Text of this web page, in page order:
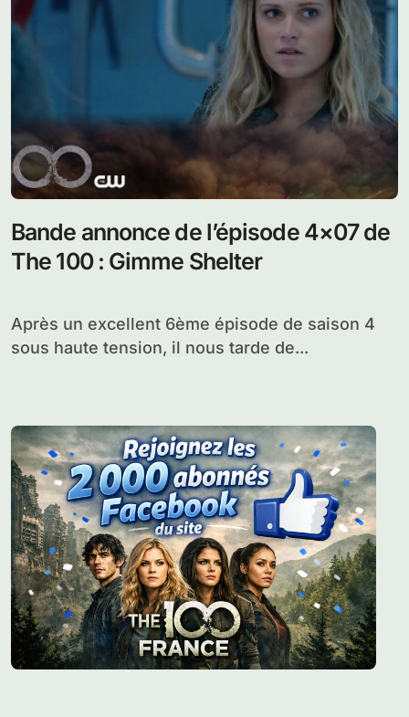
Bande annonce de l’épisode 4×07 de
The 100 : Gimme Shelter
Après un excellent 6ème épisode de saison 4
sous haute tension, il nous tarde de...